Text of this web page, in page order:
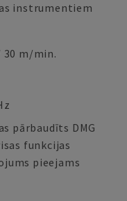
instrumentiem
30 m/min.
pārbaudīts DMG
funkcijas
pieejams